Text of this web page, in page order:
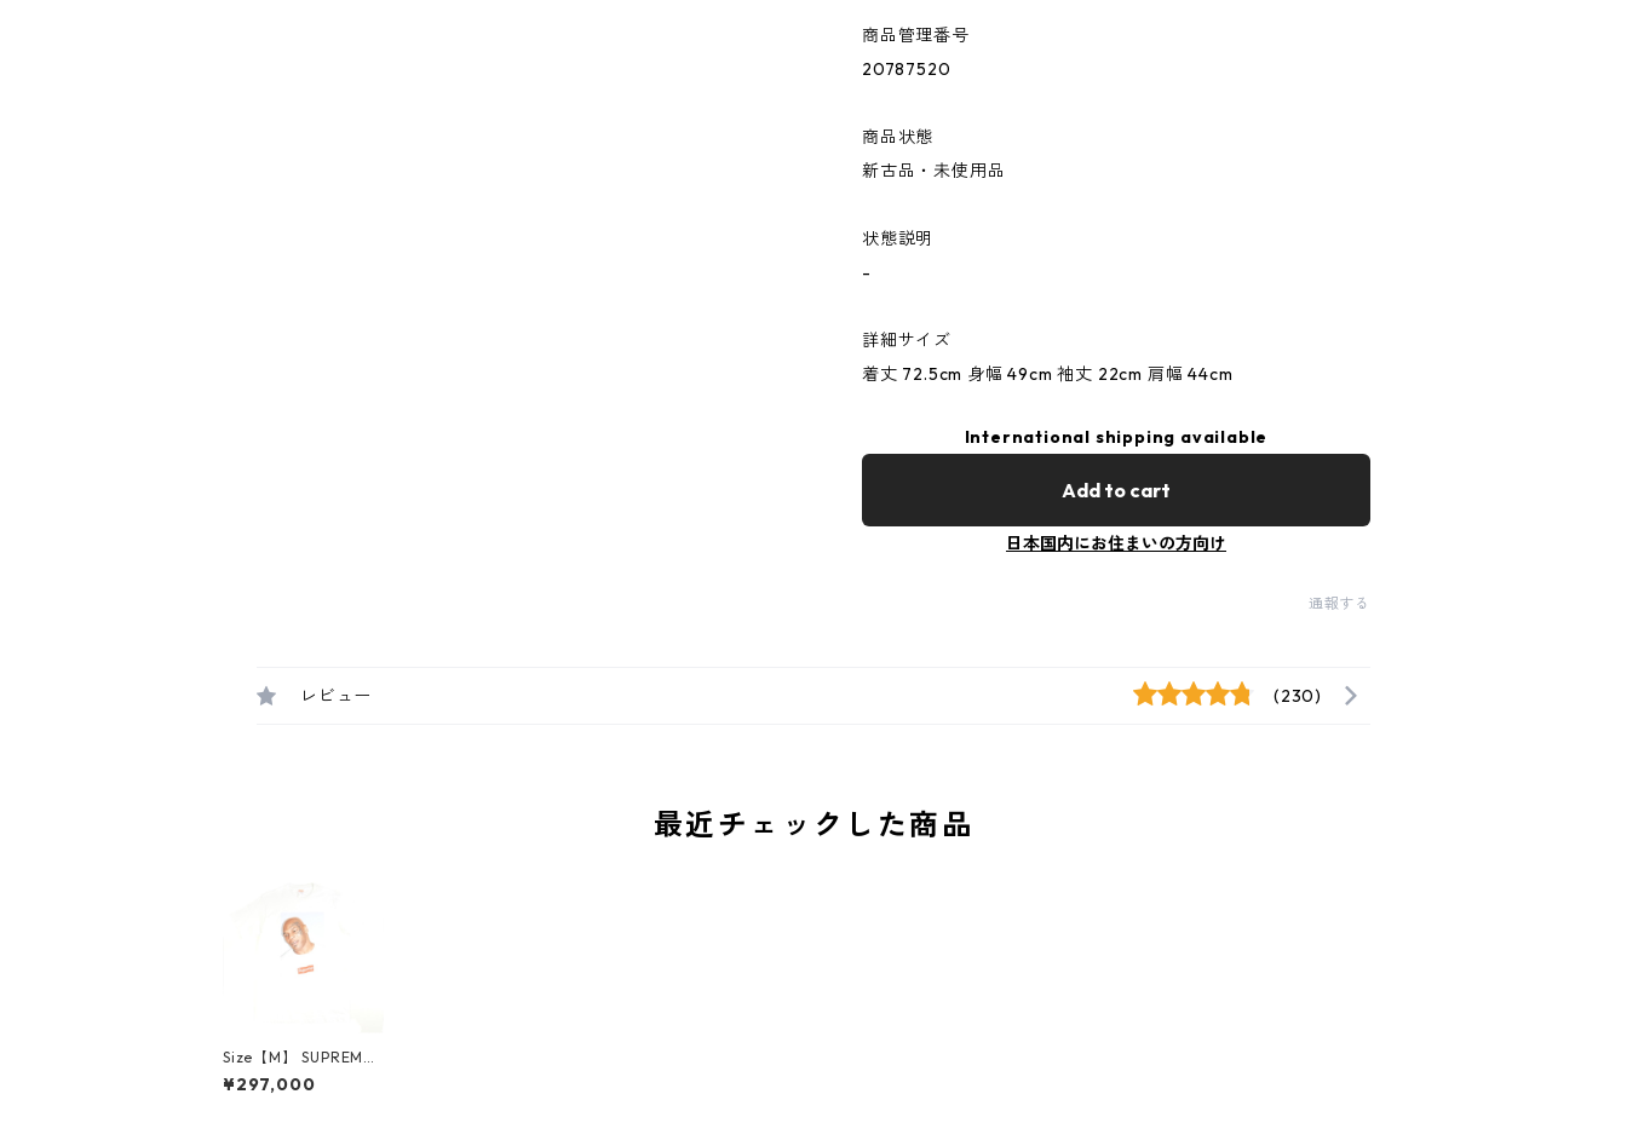
商品管理番号
20787520
商品状態
新古品・未使用品
状態説明
-
詳細サイズ
着丈 72.5cm 身幅 49cm 袖丈 22cm 肩幅 44cm
International shipping available
Add to cart
日本国内にお住まいの方向け
通報する
レビュー (230)
最近チェックした商品
Size【M】 SUPREME
シュプリーム 07SS Mi
ke Tyson Tee White
¥297,000